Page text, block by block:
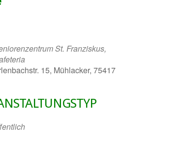
St. Franziskus,
15, Mühlacker, 75417